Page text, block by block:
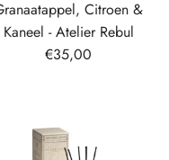
Citroen &
Kaneel - Atelier Rebul
€35,00